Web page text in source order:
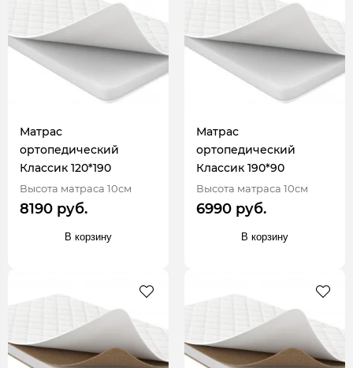
Матрас
ортопедический
Классик 120*190
Высота матраса 10см
8190 руб.
В корзину
Матрас
ортопедический
Классик 190*90
Высота матраса 10см
6990 руб.
В корзину